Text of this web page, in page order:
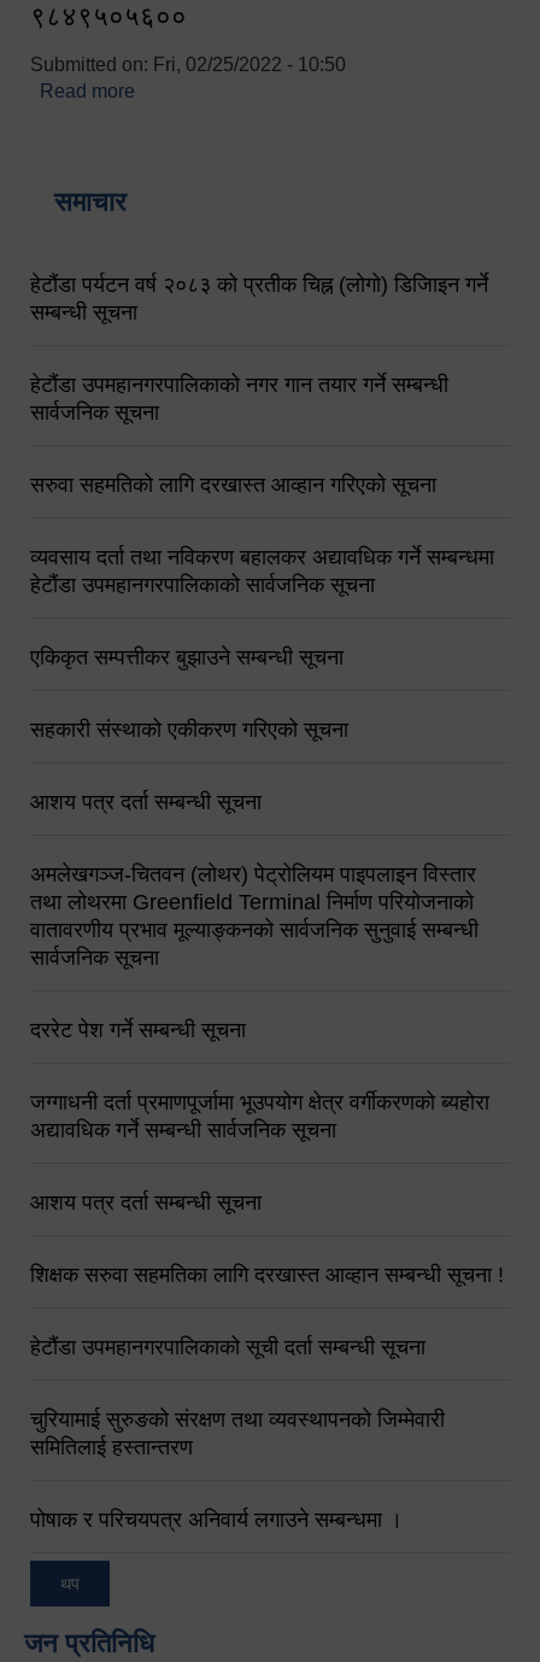
९८४९५०५६००
Submitted on: Fri, 02/25/2022 - 10:50
Read more
समाचार
हेटौंडा पर्यटन वर्ष २०८३ को प्रतीक चिह्न (लोगो) डिजिाइन गर्ने
सम्बन्धी सूचना
हेटौंडा उपमहानगरपालिकाको नगर गान तयार गर्ने सम्बन्धी
सार्वजनिक सूचना
सरुवा सहमतिको लागि दरखास्त आव्हान गरिएको सूचना
व्यवसाय दर्ता तथा नविकरण बहालकर अद्यावधिक गर्ने सम्बन्धमा
हेटौंडा उपमहानगरपालिकाको सार्वजनिक सूचना
एकिकृत सम्पत्तीकर बुझाउने सम्बन्धी सूचना
सहकारी संस्थाको एकीकरण गरिएको सूचना
आशय पत्र दर्ता सम्बन्धी सूचना
अमलेखगञ्ज-चितवन (लोथर) पेट्रोलियम पाइपलाइन विस्तार
तथा लोथरमा Greenfield Terminal निर्माण परियोजनाको
वातावरणीय प्रभाव मूल्याङ्कनको सार्वजनिक सुनुवाई सम्बन्धी
सार्वजनिक सूचना
दररेट पेश गर्ने सम्बन्धी सूचना
जग्गाधनी दर्ता प्रमाणपूर्जामा भूउपयोग क्षेत्र वर्गीकरणको ब्यहोरा
अद्यावधिक गर्ने सम्बन्धी सार्वजनिक सूचना
आशय पत्र दर्ता सम्बन्धी सूचना
शिक्षक सरुवा सहमतिका लागि दरखास्त आव्हान सम्बन्धी सूचना !
हेटौंडा उपमहानगरपालिकाको सूची दर्ता सम्बन्धी सूचना
चुरियामाई सुरुङको संरक्षण तथा व्यवस्थापनको जिम्मेवारी
समितिलाई हस्तान्तरण
पोषाक र परिचयपत्र अनिवार्य लगाउने सम्बन्धमा ।
थप
जन प्रतिनिधि